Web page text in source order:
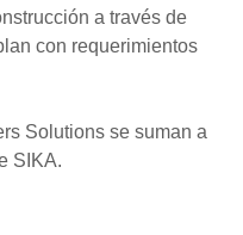
a través de
con requerimientos
Solutions se suman a
SIKA.